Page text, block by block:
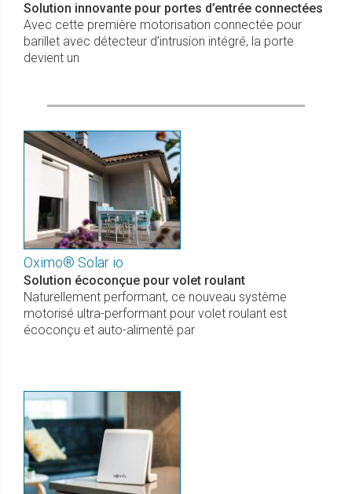
Solution innovante pour portes d’entrée connectées
Avec cette première motorisation connectée pour
barillet avec détecteur d’intrusion intégré, la porte
devient un
Oximo® Solar io
Solution écoconçue pour volet roulant
Naturellement performant, ce nouveau système
motorisé ultra-performant pour volet roulant est
écoconçu et auto-alimenté par